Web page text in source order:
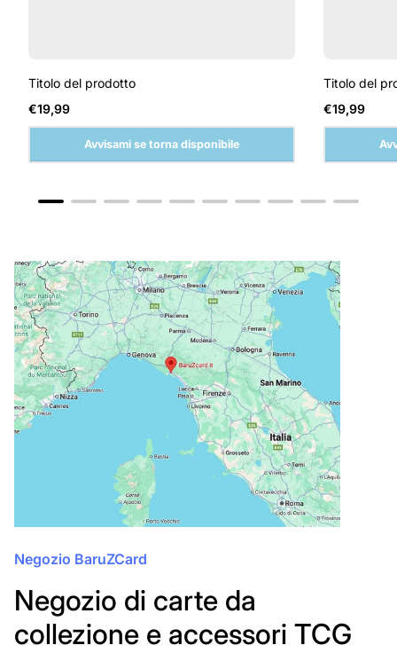
Titolo del prodotto
Prezzo
normale
€19,99
Avvisami se torna disponibile
Titolo del
Prezzo
normale
€19,99
Negozio BaruZCard
Negozio di carte da
collezione e accessori TCG